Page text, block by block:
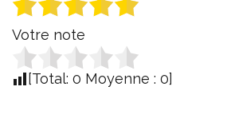
Votre note
[Total: 0 Moyenne : 0]